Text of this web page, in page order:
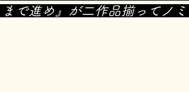
まで進め』が二作品揃ってノ